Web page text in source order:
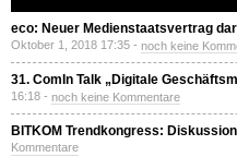
eco: Neuer Medienstaatsvertrag
Oktober 1, 2018 17:35 - noch keine
31. ComIn Talk „Digitale
16:18 - noch keine Kommentare
BITKOM Trendkongress:
Kommentare